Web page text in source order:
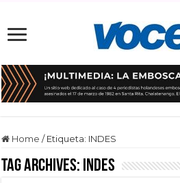
Home / Etiqueta: INDES
Tag Archives: INDES